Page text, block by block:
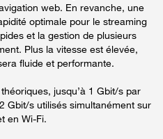
web. En revanche, une
optimale pour le streaming
et la gestion de plusieurs
Plus la vitesse est élevée,
fluide et performante.
jusqu’à 1 Gbit/s par
Gbit/s utilisés simultanément sur
en Wi-Fi.